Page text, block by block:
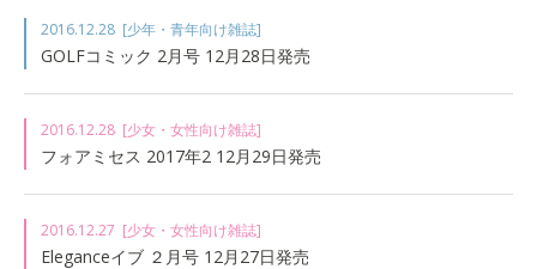
2016.12.28 [少年・青年向け雑誌]
GOLFコミック 2月号 12月28日発売
2016.12.28 [少女・女性向け雑誌]
フォアミセス 2017年2 12月29日発売
2016.12.27 [少女・女性向け雑誌]
Eleganceイブ ２月号 12月27日発売